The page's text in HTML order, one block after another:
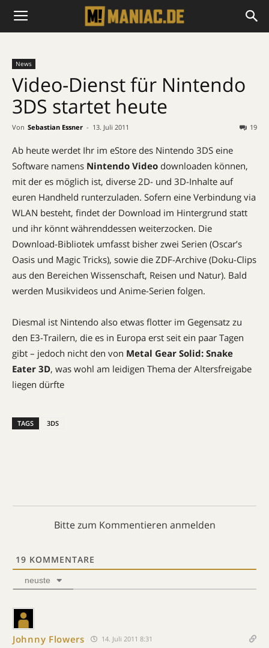
News
Video-Dienst für Nintendo
3DS startet heute
Von Sebastian Essner - 13. Juli 2011 19
Ab heute werdet Ihr im eStore des Nintendo 3DS eine
Software namens Nintendo Video downloaden können,
mit der es möglich ist, diverse 2D- und 3D-Inhalte auf
euren Handheld runterzuladen. Sofern eine Verbindung via
WLAN besteht, findet der Download im Hintergrund statt
und ihr könnt währenddessen weiterzocken. Die
Download-Bibliotek umfasst bisher zwei Serien (Oscar’s
Oasis und Magic Tricks), sowie die ZDF-Archive (Doku-Clips
aus den Bereichen Wissenschaft, Reisen und Natur). Bald
werden Musikvideos und Anime-Serien folgen.
Diesmal ist Nintendo also etwas flotter im Gegensatz zu
den E3-Trailern, die es in Europa erst seit ein paar Tagen
gibt – jedoch nicht den von Metal Gear Solid: Snake
Eater 3D, was wohl am leidigen Thema der Altersfreigabe
liegen dürfte
TAGS 3DS
Bitte zum Kommentieren anmelden
19 KOMMENTARE
neuste
Johnny Flowers 14. Juli 2011 8:31